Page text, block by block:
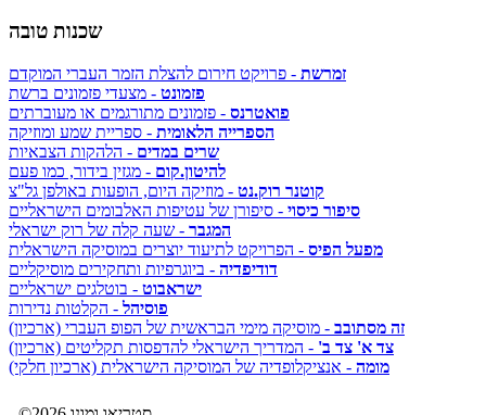
שכנות טובה
זמרשת - פרויקט חירום להצלת הזמר העברי המוקדם
פזמונט - מצעדי פזמונים ברשת
פואטרנס - פזמונים מתורגמים או מעוברתים
הספרייה הלאומית - ספריית שמע ומוזיקה
שרים במדים - הלהקות הצבאיות
להיטון.קום - מגזין בידור, כמו פעם
קוטנר רוק.נט - מוזיקה היום, הופעות באולפן גל"צ
סיפור כיסוי - סיפורן של עטיפות האלבומים הישראליים
המגבר - שעה קלה של רוק ישראלי
מפעל הפיס - הפרויקט לתיעוד יוצרים במוסיקה הישראלית
דודיפדיה - ביוגרפיות ותחקירים מוסיקליים
ישראבוט - בוטלגים ישראליים
פוסיהל - הקלטות נדירות
זה מסתובב - מוסיקה מימי הבראשית של הפופ העברי (ארכיון)
צד א' צד ב' - המדריך הישראלי להדפסות תקליטים (ארכיון)
מומה - אנציקלופדיה של המוסיקה הישראלית (ארכיון חלקי)